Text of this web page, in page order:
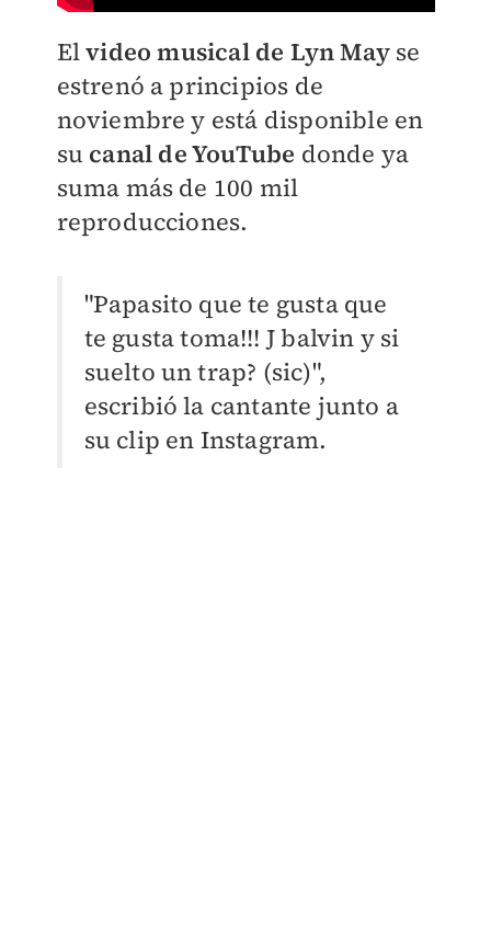
Elvideo musical de Lyn Mayse
estrenó a principios de
noviembre y está disponible en
su canal de YouTube donde ya
suma más de 100 mil
reproducciones.
"Papasito que te gusta que
te gusta toma!!! Jbalvin y si
suelto un trap? (sic)",
escribió la cantante junto a
su clip en Instagram.